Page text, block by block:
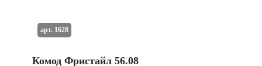
Комод Фристайл 56.08
арт. 1628